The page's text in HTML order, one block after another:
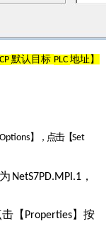
默认目标 PLC 地址】
Options】，点击【Set
NetS7PD.MPI.1 ，
击【 Properties】按